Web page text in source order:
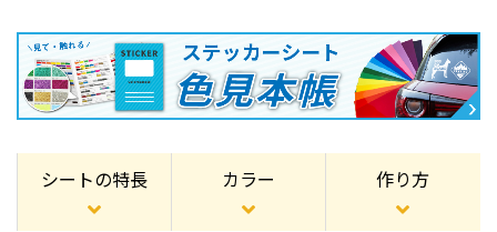
シートの特長 カラー 作り方